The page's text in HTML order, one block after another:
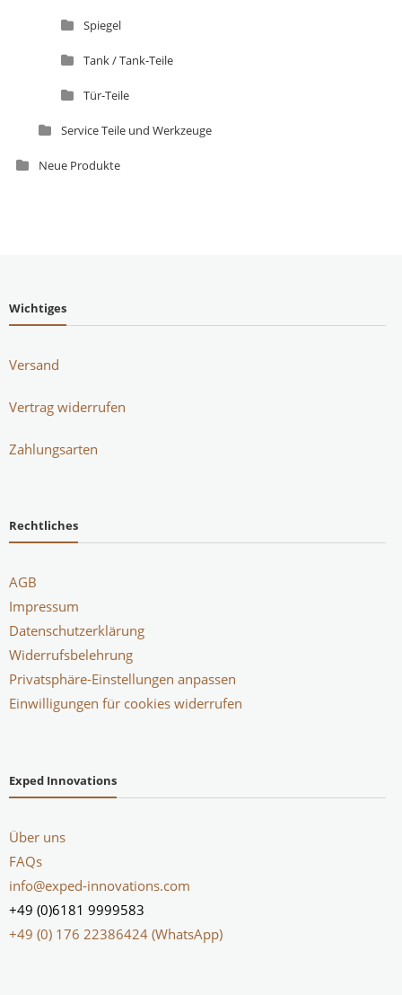
Spiegel
Tank / Tank-Teile
Tür-Teile
Service Teile und Werkzeuge
Neue Produkte
Wichtiges
Versand
Vertrag widerrufen
Zahlungsarten
Rechtliches
AGB
Impressum
Datenschutzerklärung
Widerrufsbelehrung
Privatsphäre-Einstellungen anpassen
Einwilligungen für cookies widerrufen
Exped Innovations
Über uns
FAQs
info@exped-innovations.com
+49 (0)6181 9999583
+49 (0) 176 22386424 (WhatsApp)